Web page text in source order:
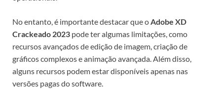
No entanto, é importante destacar que oAdobe XD
Crackeado 2023 pode ter algumas limitações, como
recursos avançados de edição de imagem, criação de
gráficos complexos e animação avançada. Além disso,
alguns recursos podem estar disponíveis apenas nas
versões pagas do software.